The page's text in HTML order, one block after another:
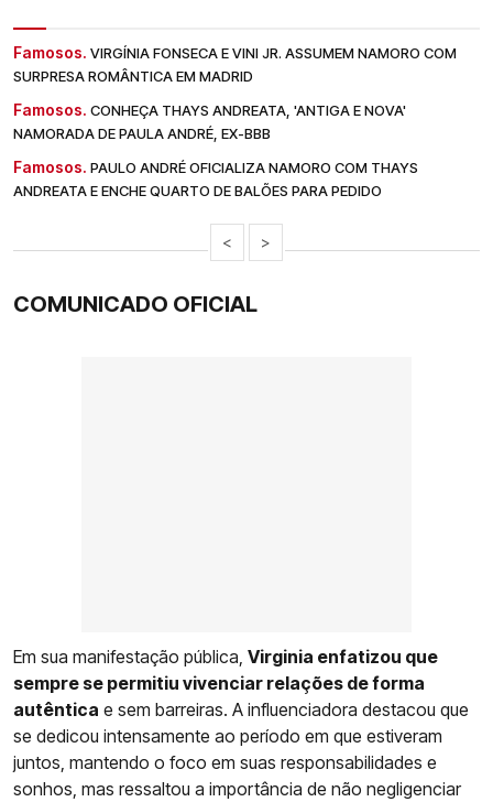
Famosos. VIRGÍNIA FONSECA E VINI JR. ASSUMEM NAMORO COM
SURPRESA ROMÂNTICA EM MADRID
Famosos. CONHEÇA THAYS ANDREATA, 'ANTIGA E NOVA'
NAMORADA DE PAULA ANDRÉ, EX-BBB
Famosos. PAULO ANDRÉ OFICIALIZA NAMORO COM THAYS
ANDREATA E ENCHE QUARTO DE BALÕES PARA PEDIDO
< >
COMUNICADO OFICIAL
Em sua manifestação pública, Virginia enfatizou que
sempre se permitiu vivenciar relações de forma
autêntica e sem barreiras. A influenciadora destacou que
se dedicou intensamente ao período em que estiveram
juntos, mantendo o foco em suas responsabilidades e
sonhos, mas ressaltou a importância de não negligenciar